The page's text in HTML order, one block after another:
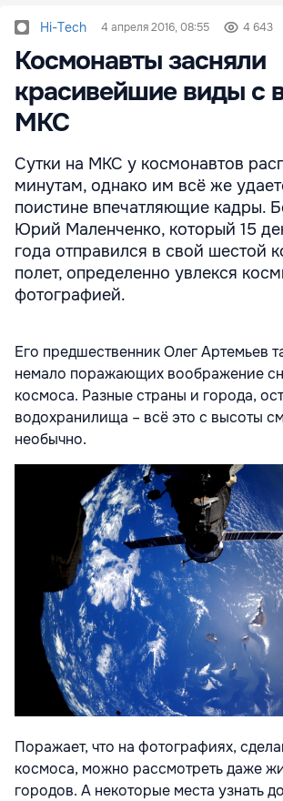
Hi-Tech 4 апреля 2016, 08:55 4 643
Космонавты засняли
красивейшие виды с
МКС
Сутки на МКС у космонавтов
минутам, однако им всё же
поистине впечатляющие кадры.
Юрий Маленченко, который 15
года отправился в свой шестой
полет, определенно увлекся
фотографией.
Его предшественник Олег Артемьев
немало поражающих воображение
космоса. Разные страны и города,
водохранилища – всё это с высоты
необычно.
Поражает, что на фотографиях,
космоса, можно рассмотреть даже
городов. А некоторые места узнать